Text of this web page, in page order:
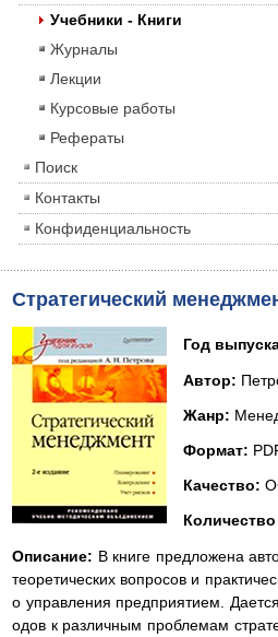
Учебники - Книги
Журналы
Лекции
Курсовые работы
Рефераты
Поиск
Контакты
Конфиденциальность
Стратегический
Год
Автор:
Жанр:
Формат:
Качество:
Описание: В книге предложена
теоретических вопросов и
о управления предприятием.
одов к различным проблемам